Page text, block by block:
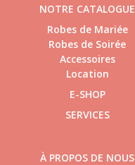
NOTRE CATALOGUE
Robes de Mariée
Robes de Soirée
Accessoires
Location
E-SHOP
SERVICES
À PROPOS DE NOUS